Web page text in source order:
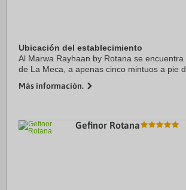
Ubicación del establecimiento
Al Marwa Rayhaan by Rotana se
de La Meca, a apenas cinco mintuos a pie
de 5 estrellas se encuentra a 4,6 km de ...
Más información.
Gefinor Rotana